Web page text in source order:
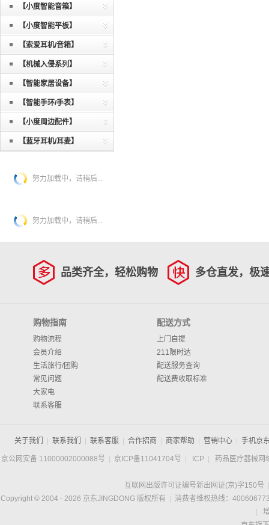
【小度智能音箱】
【小度智能平板】
【索爱耳机/音箱】
【机械入侵系列】
【智能家居设备】
【智能手环/手表】
【小度周边配件】
【蓝牙耳机/耳麦】
努力加载中，请稍后...
努力加载中，请稍后...
品类齐全，轻松购物 多仓直发，极
购物指南
购物流程
会员介绍
生活旅行/团购
常见问题
大家电
联系客服
配送方式
上门自提
211限时达
配送服务查询
配送费收取标准
关于我们 联系我们 联系客服 合作招商 商家帮助 营销中心 手机京
京公网安备 11000002000088号 京ICP备11041704号 ICP 药品医疗器械网
互联网出版许可证编号新出网证(京)字150号
Copyright © 2004 - 2026 京东JINGDONG 版权所有
消费者维权热线：